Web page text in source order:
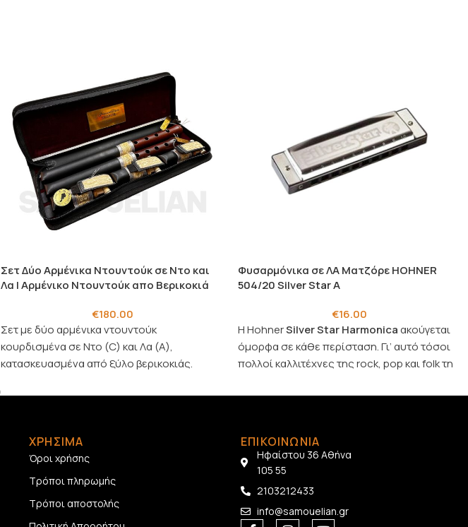
Σετ Δύο Αρμένικα Ντουντούκ σε Ντο και
Λα | Αρμένικο Ντουντούκ απο Βερικοκιά
€180.00
Σετ με δύο αρμένικα ντουντούκ
κουρδισμένα σε Ντο (C) και Λα (A),
κατασκευασμένα από ξύλο βερικοκιάς.
Φυσαρμόνικα σε ΛΑ Ματζόρε HOHNER
504/20 Silver Star Α
€16.00
ΗHohnerSilver Star Harmonicaακούγεται
όμορφα σε κάθε περίσταση. Γι’ αυτό τόσοι
πολλοί καλλιτέχνες της rock, pop και folk τη
ΧΡΗΣΙΜΑ
Όροι χρήσης
Τρόποι πληρωμής
Τρόποι αποστολής
ΕΠΙΚΟΙΝΩΝΙΑ
Ηφαίστου 36 Αθήνα
105 55
2103212433
info@samouelian.gr